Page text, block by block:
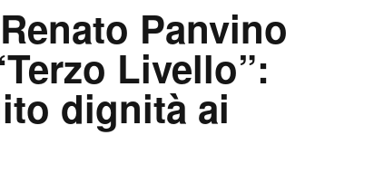
Panvino
Livello”:
dignità ai